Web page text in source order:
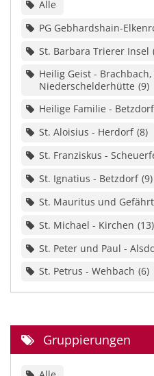
Alle
PG Gebhardshain-
St. Barbara Trierer Insel
Heilig Geist -
Niederschelderhütte 9
Heilige Familie -
St. Aloisius - Herdorf 8
St. Franziskus -
St. Ignatius - Betzdorf 9
St. Mauritus und
St. Michael - Kirchen 13
St. Peter und Paul -
St. Petrus - Wehbach 6
Gruppierungen